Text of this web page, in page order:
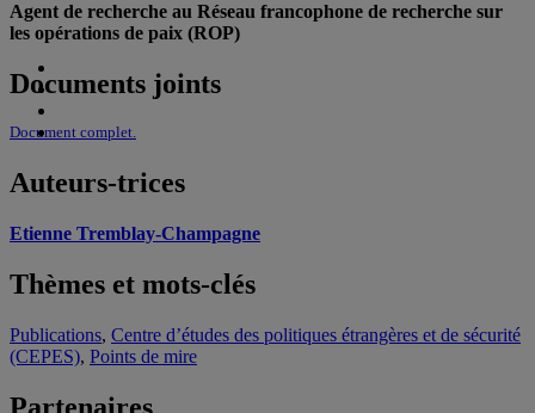
Agent de recherche au Réseau francophone de recherche sur
les opérations de paix (ROP)
Documents joints
Document complet.
Auteurs-trices
Etienne Tremblay-Champagne
Thèmes et mots-clés
Publications, Centre d’études des politiques étrangères et de sécurité
(CEPES), Points de mire